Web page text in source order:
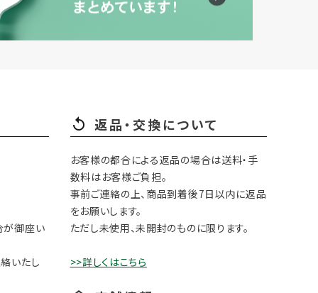
が御座い
いたし
返品・交換について
お客様の都合による返品の場合は送料・手
数料はお客様ご負担。
事前ご連絡の上、商品到着後7日以内に返品
をお願いします。
ただし未使用、未開封のものに限ります。
>>詳しくはこちら